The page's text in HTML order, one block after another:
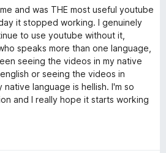
and was THE most useful youtube
it stopped working. I genuinely
to use youtube without it,
speaks more than one language,
seeing the videos in my native
or seeing the videos in
language is hellish. I'm so
and I really hope it starts working